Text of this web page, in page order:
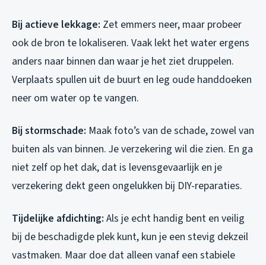
Bij actieve lekkage: Zet emmers neer, maar probeer
ook de bron te lokaliseren. Vaak lekt het water ergens
anders naar binnen dan waar je het ziet druppelen.
Verplaats spullen uit de buurt en leg oude handdoeken
neer om water op te vangen.
Bij stormschade: Maak foto’s van de schade, zowel van
buiten als van binnen. Je verzekering wil die zien. En ga
niet zelf op het dak, dat is levensgevaarlijk en je
verzekering dekt geen ongelukken bij DIY-reparaties.
Tijdelijke afdichting: Als je echt handig bent en veilig
bij de beschadigde plek kunt, kun je een stevig dekzeil
vastmaken. Maar doe dat alleen vanaf een stabiele